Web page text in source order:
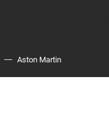
Aston Martin